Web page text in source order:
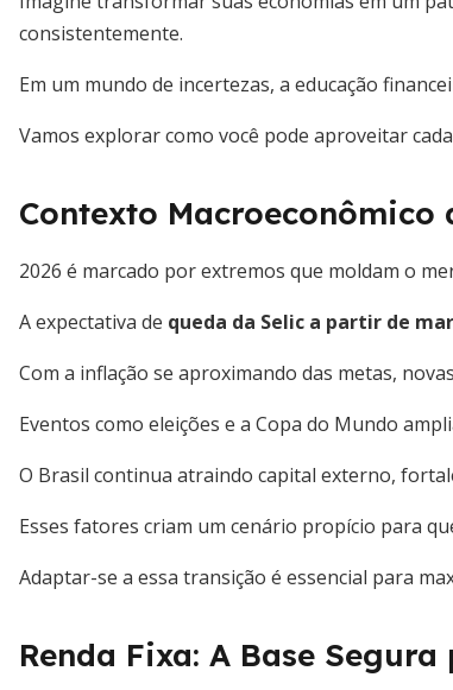
consistentemente.
Em um mundo de incertezas, a educação
Vamos explorar como você pode aproveitar
Contexto Macroeconômico
2026 é marcado por extremos que moldam o
A expectativa de queda da Selic a partir de
Com a inflação se aproximando das metas,
Eventos como eleições e a Copa do Mundo
O Brasil continua atraindo capital externo,
Esses fatores criam um cenário propício para
Adaptar-se a essa transição é essencial para
Renda Fixa: A Base